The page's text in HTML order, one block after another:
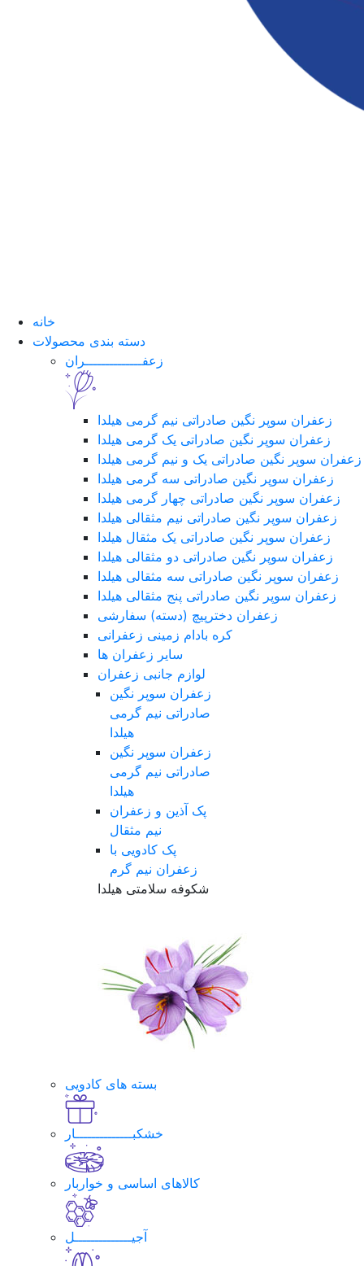
خانه
دسته بندی محصولات
زعفــــــــــــــران
زعفران سوپر نگین صادراتی نیم گرمی هیلدا
زعفران سوپر نگین صادراتی یک گرمی هیلدا
زعفران سوپر نگین صادراتی یک و نیم گرمی هیلدا
زعفران سوپر نگین صادراتی سه گرمی هیلدا
زعفران سوپر نگین صادراتی چهار گرمی هیلدا
زعفران سوپر نگین صادراتی نیم مثقالی هیلدا
زعفران سوپر نگین صادراتی یک مثقال هیلدا
زعفران سوپر نگین صادراتی دو مثقالی هیلدا
زعفران سوپر نگین صادراتی سه مثقالی هیلدا
زعفران سوپر نگین صادراتی پنج مثقالی هیلدا
زعفران دخترپیچ (دسته) سفارشی
کره بادام زمینی زعفرانی
سایر زعفران ها
لوازم جانبی زعفران
زعفران سوپر نگین
صادراتی نیم گرمی
هیلدا
زعفران سوپر نگین
صادراتی نیم گرمی
هیلدا
پک آذین و زعفران
نیم مثقال
پک کادویی با
زعفران نیم گرم
شکوفه سلامتی هیلدا
بسته های کادویی
خشکبــــــــــــــار
کالاهای اساسی و خواربار
آجیــــــــــــــل